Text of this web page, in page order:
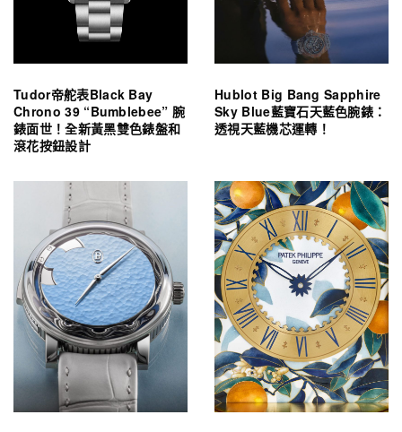
Tudor帝舵表Black Bay
Chrono 39 “Bumblebee” 腕
錶面世！全新黃黑雙色錶盤和
滾花按鈕設計
Hublot Big Bang Sapphire
Sky Blue藍寶石天藍色腕錶：
透視天藍機芯運轉！